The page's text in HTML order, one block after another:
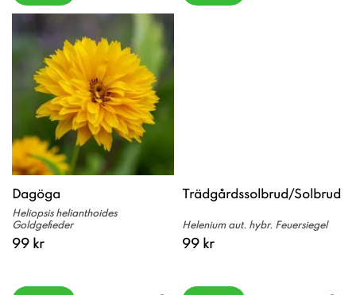
Dagöga
Heliopsis helianthoides
Goldgefieder
99 kr
Trädgårdssolbrud/Solbrud
Helenium aut. hybr. Feuersiegel
99 kr